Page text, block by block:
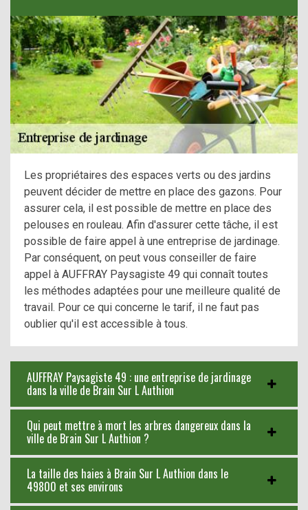
Les propriétaires des espaces verts ou des jardins
peuvent décider de mettre en place des gazons. Pour
assurer cela, il est possible de mettre en place des
pelouses en rouleau. Afin d'assurer cette tâche, il est
possible de faire appel à une entreprise de jardinage.
Par conséquent, on peut vous conseiller de faire
appel à AUFFRAY Paysagiste 49 qui connaît toutes
les méthodes adaptées pour une meilleure qualité de
travail. Pour ce qui concerne le tarif, il ne faut pas
oublier qu'il est accessible à tous.
AUFFRAY Paysagiste 49 : une entreprise de jardinage
dans la ville de Brain Sur L Authion
Qui peut mettre à mort les arbres dangereux dans la
ville de Brain Sur L Authion ?
La taille des haies à Brain Sur L Authion dans le
49800 et ses environs